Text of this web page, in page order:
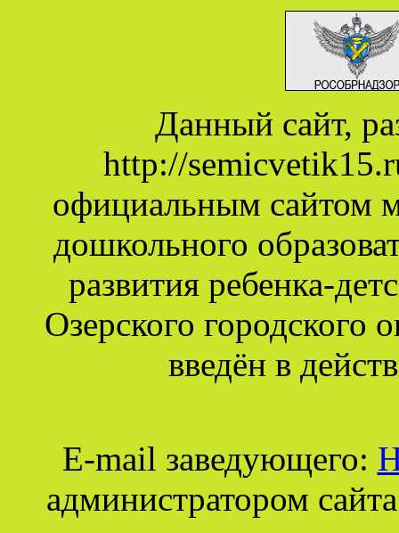
Данный сайт,
http://
официальным сайтом
дошкольного
развития ребенка-
Озерского городского
введён в
E-mail заведующего:
администратором